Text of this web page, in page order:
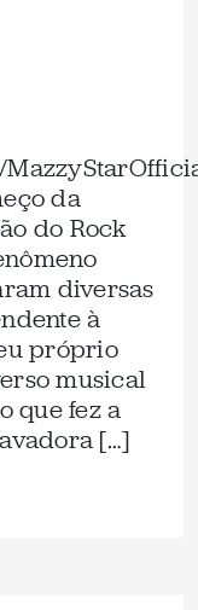
da
do Rock
diversas
à
próprio
musical
que fez a
[…]